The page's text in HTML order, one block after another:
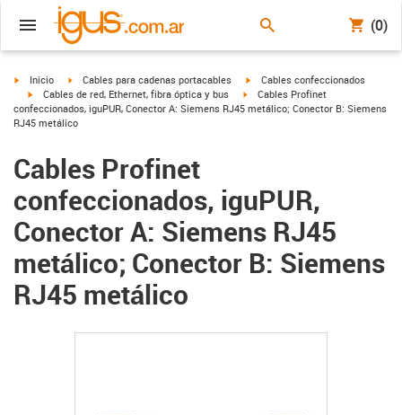
(0)
igus-icon-arrow-right
Inicio igus-icon-arrow-right
Cables para cadenas portacables igus-icon-arrow-right
Cables confeccionados
igus-icon-arrow-right
Cables de red, Ethernet, fibra óptica y bus igus-icon-arrow-right
Cables Profinet
confeccionados, iguPUR, Conector A: Siemens RJ45 metálico; Conector B: Siemens
RJ45 metálico
Cables Profinet
confeccionados, iguPUR,
Conector A: Siemens RJ45
metálico; Conector B: Siemens
RJ45 metálico